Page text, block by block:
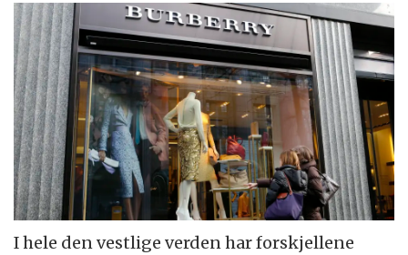
I hele den vestlige verden har forskjellene